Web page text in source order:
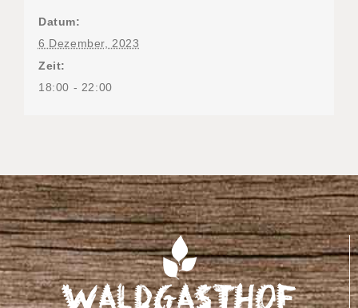
Datum:
6 Dezember, 2023
Zeit:
18:00 - 22:00